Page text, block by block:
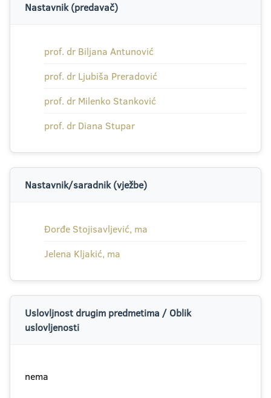
Nastavnik (predavač)
prof. dr Biljana Antunović
prof. dr Ljubiša Preradović
prof. dr Milenko Stanković
prof. dr Diana Stupar
Nastavnik/saradnik (vježbe)
Đorđe Stojisavljević, ma
Jelena Kljakić, ma
Uslovljnost drugim predmetima / Oblik
uslovljenosti
nema